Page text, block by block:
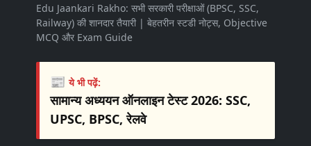
Edu Jaankari Rakho: सभी सरकारी परीक्षाओं (BPSC, SSC,
Railway) की शानदार तैयारी | बेहतरीन स्टडी नोट्स, Objective
MCQ और Exam Guide
📰ये भी पढ़ें:
सामान्य अध्ययन ऑनलाइन टेस्ट 2026: SSC,
UPSC, BPSC, रेलवे